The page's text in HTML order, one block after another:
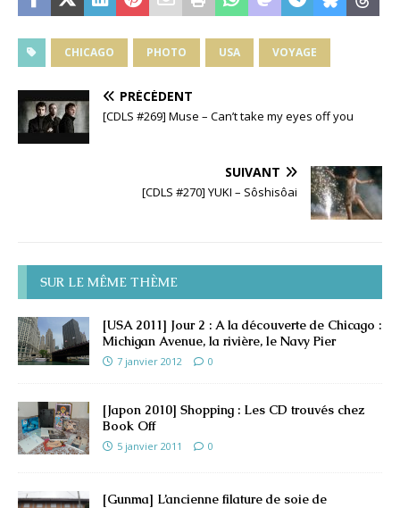
CHICAGO PHOTO USA VOYAGE
PRÉCÉDENT
[CDLS #269] Muse – Can’t take my eyes off you
SUIVANT
[CDLS #270] YUKI – Sôshisôai
SUR LE MÊME THÈME
[USA 2011] Jour 2 : A la découverte de Chicago :
Michigan Avenue, la rivière, le Navy Pier
7 janvier 2012 0
[Japon 2010] Shopping : Les CD trouvés chez
Book Off
5 janvier 2011 0
[Gunma] L’ancienne filature de soie de